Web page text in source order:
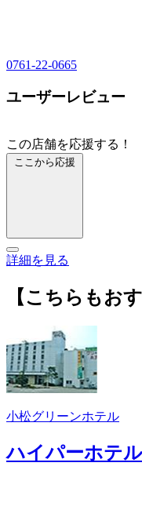
0761-22-0665
ユーザーレビュー
この店舗を応援する！
ここから応援
詳細を見る
【こちらもお
小松グリーンホテル
ハイパーホテ